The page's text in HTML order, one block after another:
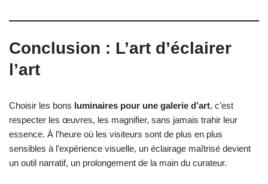
Conclusion : L’art d’éclairer
l’art
Choisir les bons luminaires pour une galerie d’art, c’est
respecter les œuvres, les magnifier, sans jamais trahir leur
essence. À l’heure où les visiteurs sont de plus en plus
sensibles à l’expérience visuelle, un éclairage maîtrisé devient
un outil narratif, un prolongement de la main du curateur.